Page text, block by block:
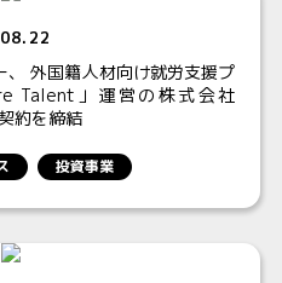
外国籍人材向け就労支援プ
Talent」運営の株式会社
約を締結
投資事業